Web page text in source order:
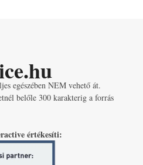
egészében NEM vehető át.
belőle 300 karakterig a forrás
értékesíti: